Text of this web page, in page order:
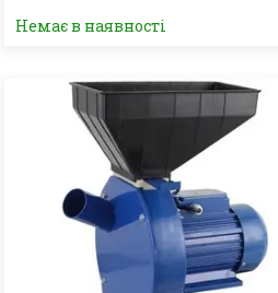
Немає в наявності